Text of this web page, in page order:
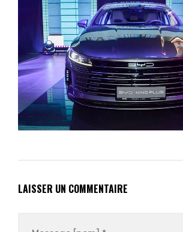
LAISSER UN COMMENTAIRE